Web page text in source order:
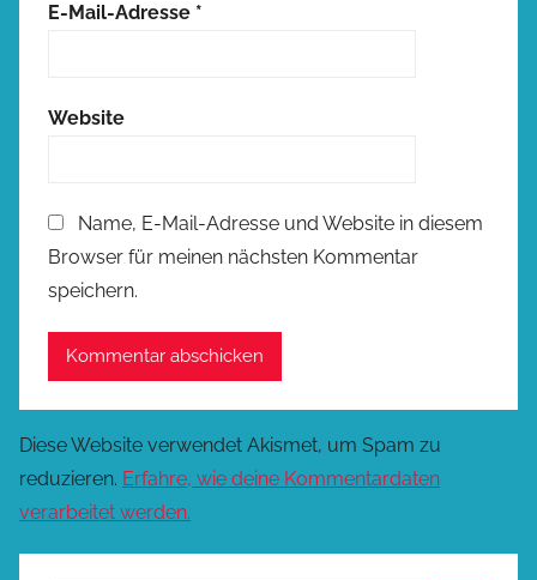
E-Mail-Adresse *
Website
Name, E-Mail-Adresse und Website in diesem
Browser für meinen nächsten Kommentar
speichern.
Diese Website verwendet Akismet, um Spam zu
reduzieren. Erfahre, wie deine Kommentardaten
verarbeitet werden.